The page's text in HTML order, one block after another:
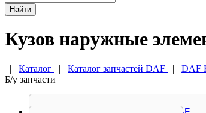
Найти
Кузов наружные
| Каталог | Каталог запчастей DAF | DAF
Б/у запчасти